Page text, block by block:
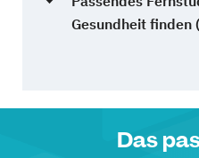
Gesundheit finden
Das